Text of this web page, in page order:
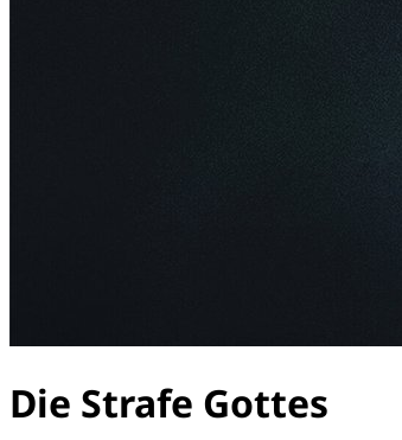
Die Strafe Gottes